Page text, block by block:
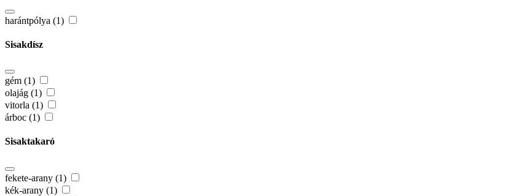
harántpólya (1)
Sisakdísz
gém (1)
olajág (1)
vitorla (1)
árboc (1)
Sisaktakaró
fekete-arany (1)
kék-arany (1)